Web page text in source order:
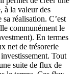
à la valeur des
sa réalisation. C’est
communément le
En termes
net de trésorerie
Tout
suite de flux de